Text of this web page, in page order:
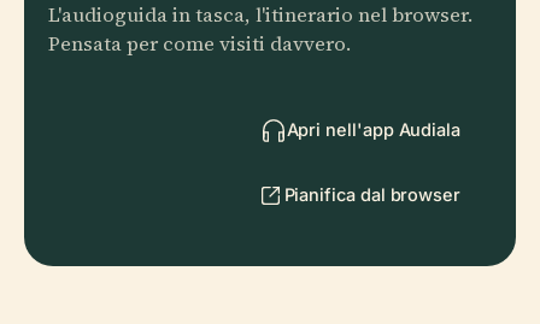
L'audioguida in tasca, l'itinerario nel browser.
Pensata per come visiti davvero.
Apri nell'app Audiala
Pianifica dal browser